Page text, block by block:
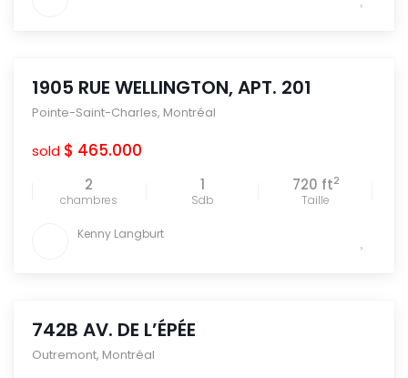
1905 RUE WELLINGTON, APT. 201
Pointe-Saint-Charles, Montréal
sold $ 465.000
2
chambres
1
Sdb
720 ft2
Taille
Kenny Langburt
742B AV. DE L’ÉPÉE
Outremont, Montréal